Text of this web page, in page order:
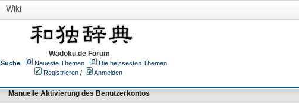
Wiki
Wadoku.de Forum
Suche Neueste Themen
Die heissesten Themen
Registrieren /
Anmelden
Manuelle Aktivierung des Benutzerkontos